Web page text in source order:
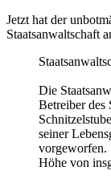
Jetzt hat der
Staatsanwaltschaft
Die
Betreiber des
seiner
vorgeworfen.
Höhe von